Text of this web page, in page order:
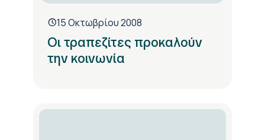
15 Οκτωβρίου 2008
Οι τραπεζίτες προκαλούν
την κοινωνία